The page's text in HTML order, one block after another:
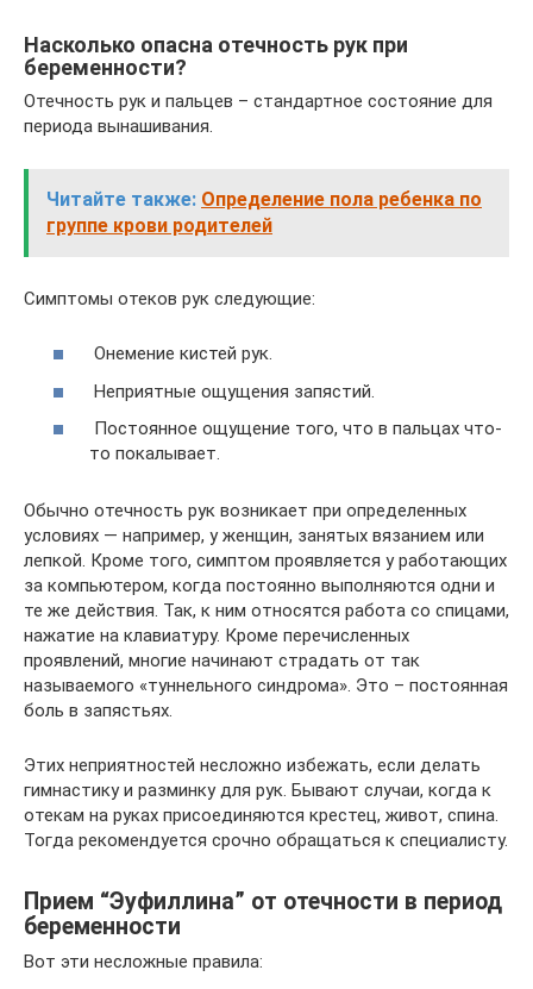
Насколько опасна отечность рук при
беременности?
Отечность рук и пальцев – стандартное состояние для
периода вынашивания.
Читайте также: Определение пола ребенка по
группе крови родителей
Симптомы отеков рук следующие:
Онемение кистей рук.
Неприятные ощущения запястий.
Постоянное ощущение того, что в пальцах что-
то покалывает.
Обычно отечность рук возникает при определенных
условиях — например, у женщин, занятых вязанием или
лепкой. Кроме того, симптом проявляется у работающих
за компьютером, когда постоянно выполняются одни и
те же действия. Так, к ним относятся работа со спицами,
нажатие на клавиатуру. Кроме перечисленных
проявлений, многие начинают страдать от так
называемого «туннельного синдрома». Это – постоянная
боль в запястьях.
Этих неприятностей несложно избежать, если делать
гимнастику и разминку для рук. Бывают случаи, когда к
отекам на руках присоединяются крестец, живот, спина.
Тогда рекомендуется срочно обращаться к специалисту.
Прием “Эуфиллина” от отечности в период
беременности
Вот эти несложные правила: